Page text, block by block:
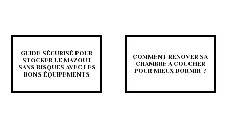
GUIDE SÉCURISÉ POUR
STOCKER LE MAZOUT
SANS RISQUES AVEC LES
BONS ÉQUIPEMENTS
COMMENT RENOVER SA
CHAMBRE A COUCHER
POUR MIEUX DORMIR ?